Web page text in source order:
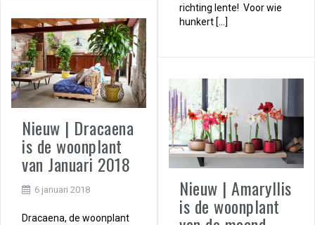
richting lente! Voor wie
hunkert […]
Nieuw | Dracaena
is de woonplant
van Januari 2018
6 januari 2018
Dracaena, de woonplant
Nieuw | Amaryllis
is de woonplant